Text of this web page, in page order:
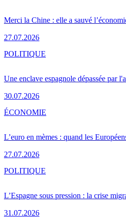
Merci la Chine : elle a sauvé
27.07.2026
Une enclave espagnole dépassée par
30.07.2026
POLITIQUE
L’euro en mèmes : quand les
27.07.2026
ÉCONOMIE
L’Espagne sous pression : la crise
31.07.2026
POLITIQUE